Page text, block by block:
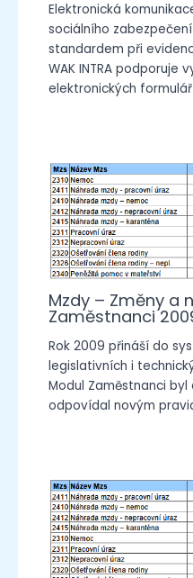
Elektronická
sociálního
standardem při
WAK INTRA podporuje
elektronických
Mzdy – Změny a
Zaměstnanci
Rok 2009 přináší do
legislativních i
Modul Zaměstnanci
odpovídal novým